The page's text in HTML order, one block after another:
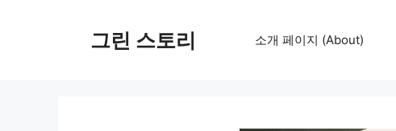
그린 스토리 소개 페이지 (About)